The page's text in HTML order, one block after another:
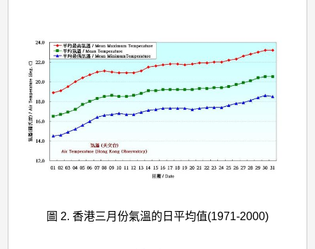
圖 2. 香港三月份氣溫的日平均值(1971-2000)